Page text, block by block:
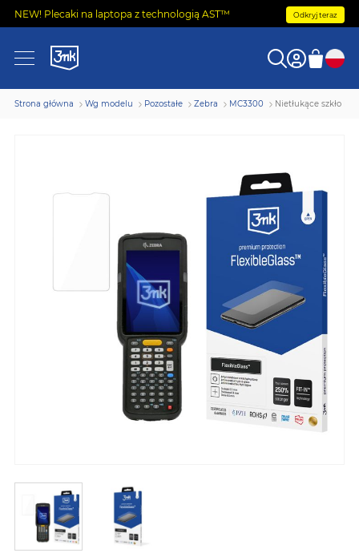
NEW! Plecaki na laptopa z technologią AST™ Odkryj teraz
Strona główna Wg modelu Pozostałe Zebra MC3300 Nietłukące szkło
Przejdź